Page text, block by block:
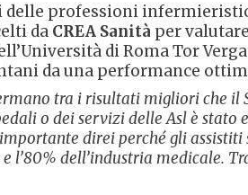
professioni
da CREA Sanità per
di Roma Tor
da una performance
tra i risultati migliori che il
o dei servizi delle Asl è stato
direi perché gli
dell’industria medicale.